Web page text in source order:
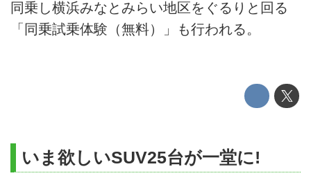
同乗し横浜みなとみらい地区をぐるりと回る
「同乗試乗体験（無料）」も行われる。
いま欲しいSUV25台が一堂に!